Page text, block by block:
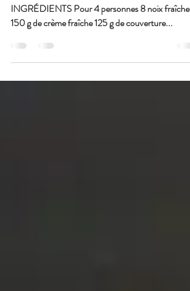
des Charentes
Un dessert aux saveurs de Charente Maritime !
INGRÉDIENTS Pour 4 personnes 8 noix fraîches
150 g de crème fraîche 125 g de couverture...